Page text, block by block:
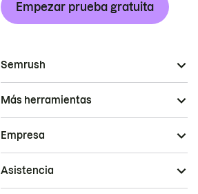
Empezar prueba gratuita
Semrush
Más herramientas
Empresa
Asistencia